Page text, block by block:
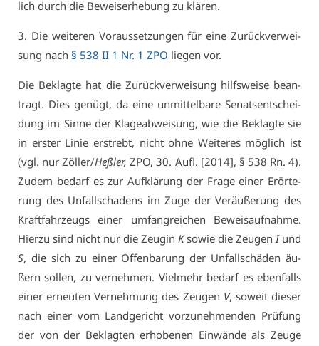
lich durch die Be­weis­er­he­bung zu klä­ren.
3. Die wei­te­ren Vor­aus­set­zun­gen für ei­ne Zu­rück­ver­wei­
sung nach § 538 II 1 Nr. 1 ZPO lie­gen vor.
Die Be­klag­te hat die Zu­rück­ver­wei­sung hilfs­wei­se be­an­
tragt. Dies ge­nügt, da ei­ne un­mit­tel­ba­re Se­nats­ent­schei­
dung im Sin­ne der Kla­ge­ab­wei­sung, wie die Be­klag­te sie
in ers­ter Li­nie er­strebt, nicht oh­ne Wei­te­res mög­lich ist
(vgl. nur Zöl­ler/Heß­ler, ZPO, 30. Aufl. [2014], § 538 Rn. 4).
Zu­dem be­darf es zur Auf­klä­rung der Fra­ge ei­ner Er­ör­te­
rung des Un­fall­scha­dens im Zu­ge der Ver­äu­ße­rung des
Kraft­fahr­zeugs ei­ner um­fang­rei­chen Be­weis­auf­nah­me.
Hier­zu sind nicht nur die Zeu­gin Kso­wie die Zeu­genIund
S, die sich zu ei­ner Of­fen­ba­rung der Un­fall­schä­den äu­
ßern sol­len, zu ver­neh­men. Viel­mehr be­darf es eben­falls
ei­ner er­neu­ten Ver­neh­mung des Zeu­gen V, so­weit die­ser
nach ei­ner vom Land­ge­richt vor­zu­neh­men­den Prü­fung
der von der Be­klag­ten er­ho­be­nen Ein­wän­de als Zeu­ge